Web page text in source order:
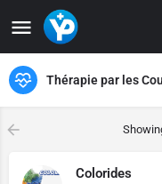
Thérapie par les
Colorides